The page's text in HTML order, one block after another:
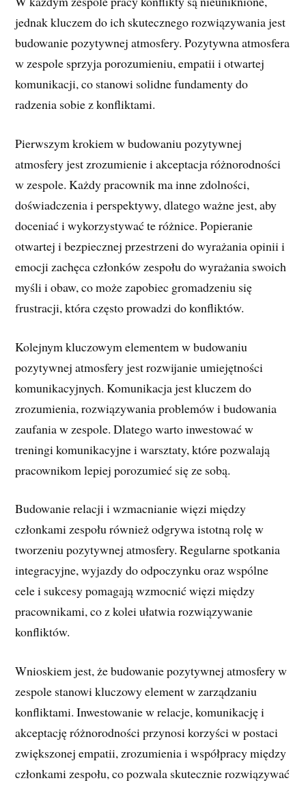
jednak kluczem do ich skutecznego rozwiązywania jest
budowanie pozytywnej atmosfery. Pozytywna atmosfera
w zespole sprzyja porozumieniu, empatii i otwartej
komunikacji, co stanowi solidne fundamenty do
radzenia sobie z konfliktami.
Pierwszym krokiem w budowaniu pozytywnej
atmosfery jest zrozumienie i akceptacja różnorodności
w zespole. Każdy pracownik ma inne zdolności,
doświadczenia i perspektywy, dlatego ważne jest, aby
doceniać i wykorzystywać te różnice. Popieranie
otwartej i bezpiecznej przestrzeni do wyrażania opinii i
emocji zachęca członków zespołu do wyrażania swoich
myśli i obaw, co może zapobiec gromadzeniu się
frustracji, która często prowadzi do konfliktów.
Kolejnym kluczowym elementem w budowaniu
pozytywnej atmosfery jest rozwijanie umiejętności
komunikacyjnych. Komunikacja jest kluczem do
zrozumienia, rozwiązywania problemów i budowania
zaufania w zespole. Dlatego warto inwestować w
treningi komunikacyjne i warsztaty, które pozwalają
pracownikom lepiej porozumieć się ze sobą.
Budowanie relacji i wzmacnianie więzi między
członkami zespołu również odgrywa istotną rolę w
tworzeniu pozytywnej atmosfery. Regularne spotkania
integracyjne, wyjazdy do odpoczynku oraz wspólne
cele i sukcesy pomagają wzmocnić więzi między
pracownikami, co z kolei ułatwia rozwiązywanie
konfliktów.
Wnioskiem jest, że budowanie pozytywnej atmosfery w
zespole stanowi kluczowy element w zarządzaniu
konfliktami. Inwestowanie w relacje, komunikację i
akceptację różnorodności przynosi korzyści w postaci
zwiększonej empatii, zrozumienia i współpracy między
członkami zespołu, co pozwala skutecznie rozwiązywać